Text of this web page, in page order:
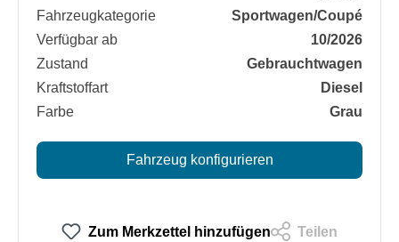
Fahrzeugkategorie
Sportwagen/​Coupé
Verfügbar ab
10/2026
Zustand
Gebrauchtwagen
Kraftstoffart
Diesel
Farbe
Grau
Fahrzeug konfigurieren
Zum Merkzettel hinzufügen Teilen